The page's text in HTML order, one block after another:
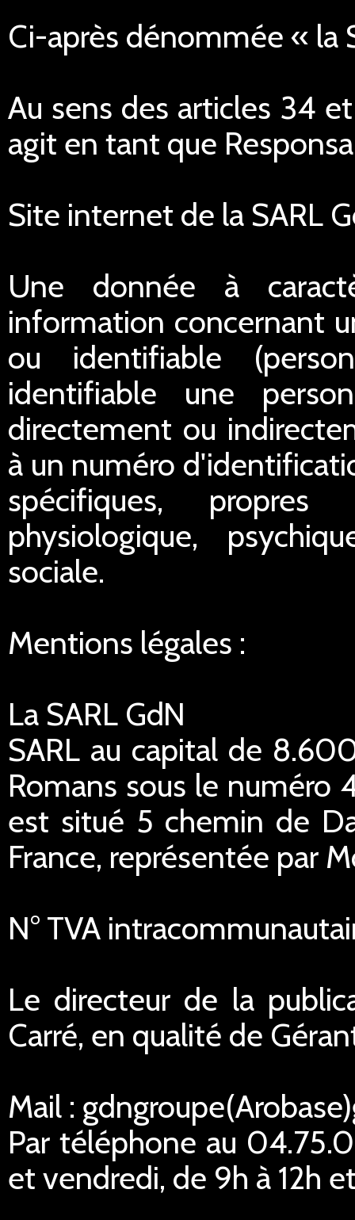
Ci-après dénommée « la
Au sens des articles 34
agit en tant que
Site internet de la SARL
Une donnée à
information concernant
ou identifiable
identifiable une
directement ou
à un numéro
spécifiques,
physiologique,
sociale.
Mentions légales :
La SARL GdN
SARL au capital de
Romans sous le numéro
est situé 5 chemin de
France, représentée par
N° TVA
Le directeur de la
Carré, en qualité de
Mail :
Par téléphone au
et vendredi, de 9h à 12h